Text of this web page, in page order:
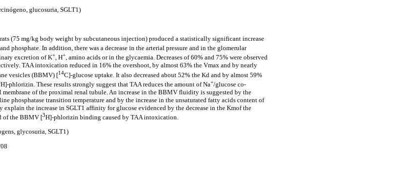
glucosuria, SGLT1)
(75 mg/kg body weight by subcutaneous injection) produced a statistically significant increase
and phosphate. In addition, there was a decrease in the arterial pressure and in the glomerular
excretion of K+, H+, amino acids or in the glycaemia. Decreases of 60% and 75% were observed
TAA intoxication reduced in 16% the overshoot, by almost 63% the Vmax and by nearly
vesicles (BBMV) [14C]-glucose uptake. It also decreased about 52% the Kd and by almost 59%
H]-phlorizin. These results strongly suggest that TAA reduces the amount of Na+/glucose co-
membrane of the proximal renal tubule. An increase in the BBMV fluidity is suggested by the
phosphatase transition temperature and by the increase in the unsaturated fatty acids content of
the increase in SGLT1 affinity for glucose evidenced by the decrease in the Kmof the
of the BBMV [3H]-phlorizin binding caused by TAA intoxication.
glycosuria, SGLT1)